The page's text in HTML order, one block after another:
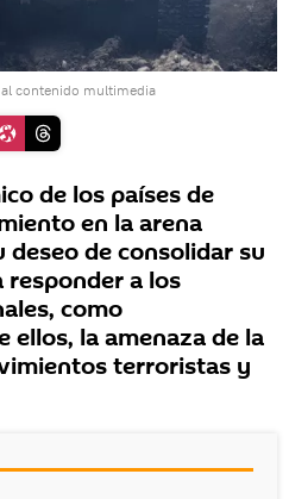
contenido multimedia
de los países de
en la arena
de consolidar su
a los
como
ellos, la amenaza de la
terroristas y